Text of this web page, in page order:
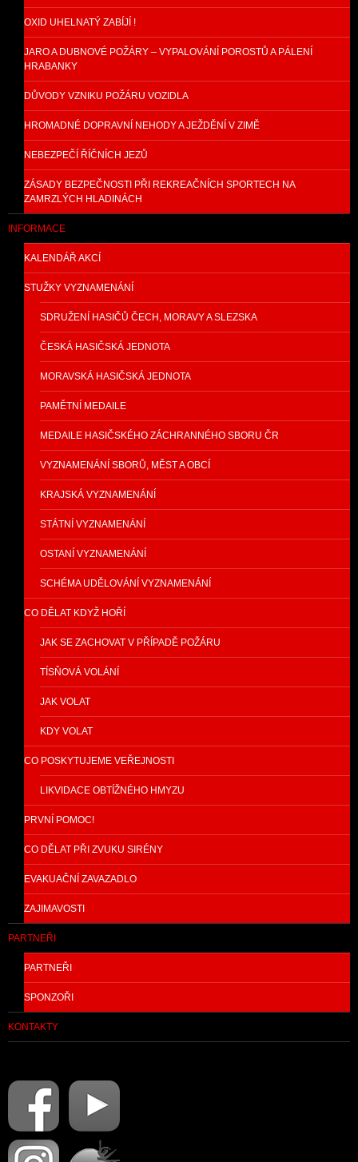
OXID UHELNATÝ ZABÍJÍ !
JARO A DUBNOVÉ POŽÁRY – VYPALOVÁNÍ POROSTŮ A PÁLENÍ
HRABANKY
DŮVODY VZNIKU POŽÁRU VOZIDLA
HROMADNÉ DOPRAVNÍ NEHODY A JEŽDĚNÍ V ZIMĚ
NEBEZPEČÍ ŘÍČNÍCH JEZŮ
ZÁSADY BEZPEČNOSTI PŘI REKREAČNÍCH SPORTECH NA
ZAMRZLÝCH HLADINÁCH
INFORMACE
KALENDÁŘ AKCÍ
STUŽKY VYZNAMENÁNÍ
SDRUŽENÍ HASIČŮ ČECH, MORAVY A SLEZSKA
ČESKÁ HASIČSKÁ JEDNOTA
MORAVSKÁ HASIČSKÁ JEDNOTA
PAMĚTNÍ MEDAILE
MEDAILE HASIČSKÉHO ZÁCHRANNÉHO SBORU ČR
VYZNAMENÁNÍ SBORŮ, MĚST A OBCÍ
KRAJSKÁ VYZNAMENÁNÍ
STÁTNÍ VYZNAMENÁNÍ
OSTANÍ VYZNAMENÁNÍ
SCHÉMA UDĚLOVÁNÍ VYZNAMENÁNÍ
CO DĚLAT KDYŽ HOŘÍ
JAK SE ZACHOVAT V PŘÍPADĚ POŽÁRU
TÍSŇOVÁ VOLÁNÍ
JAK VOLAT
KDY VOLAT
CO POSKYTUJEME VEŘEJNOSTI
LIKVIDACE OBTÍŽNÉHO HMYZU
PRVNÍ POMOC!
CO DĚLAT PŘI ZVUKU SIRÉNY
EVAKUAČNÍ ZAVAZADLO
ZAJIMAVOSTI
PARTNEŘI
PARTNEŘI
SPONZOŘI
KONTAKTY